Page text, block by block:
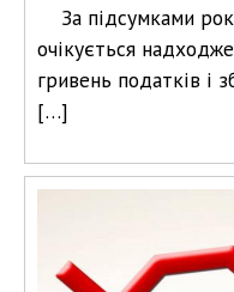
За підсумками
очікується
гривень податків і
[…]